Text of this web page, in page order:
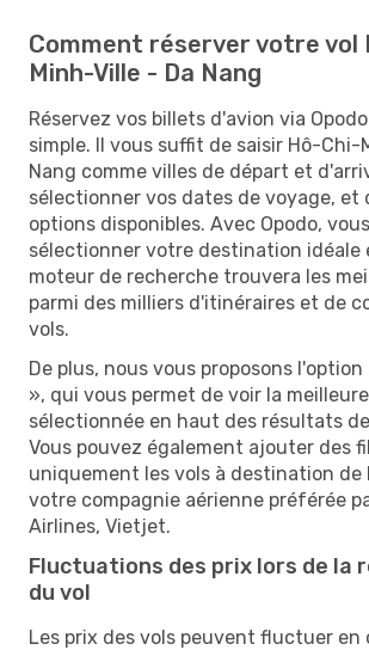
Comment réserver votre vol
Minh-Ville - Da Nang
Réservez vos billets d'avion via
simple. Il vous suffit de saisir Hô-Chi-
Nang comme villes de départ et
sélectionner vos dates de voyage, et
options disponibles. Avec Opodo,
sélectionner votre destination idéale
moteur de recherche trouvera les
parmi des milliers d'itinéraires et de
vols.
De plus, nous vous proposons
», qui vous permet de voir la
sélectionnée en haut des résultats
Vous pouvez également ajouter des
uniquement les vols à destination de
votre compagnie aérienne préférée
Airlines, Vietjet.
Fluctuations des prix lors de la
du vol
Les prix des vols peuvent fluctuer en